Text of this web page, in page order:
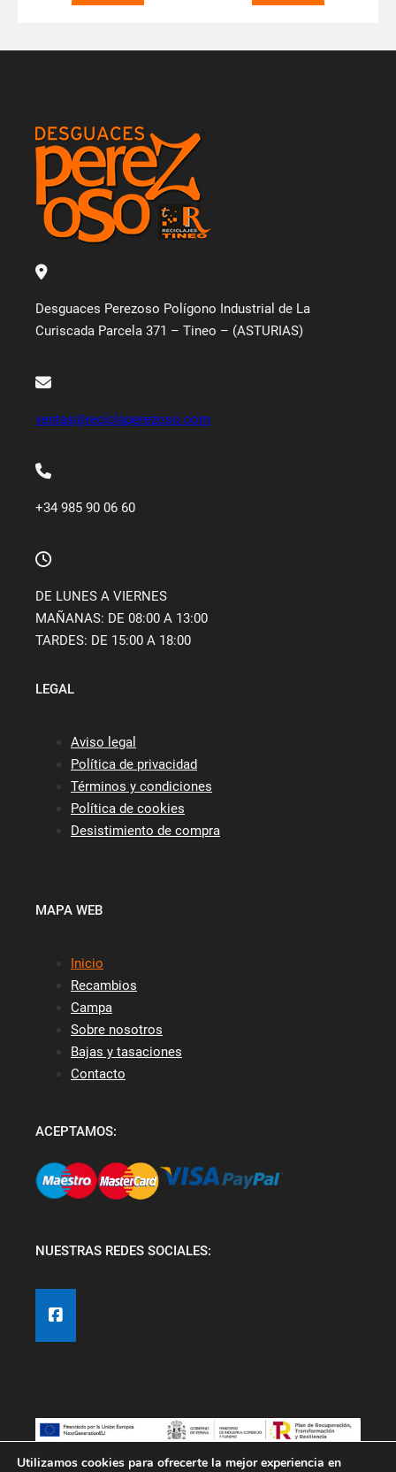
Desguaces Perezoso Polígono Industrial de La
Curiscada Parcela 371 – Tineo – (ASTURIAS)
ventas@reciclaperezoso.com
+34 985 90 06 60
DE LUNES A VIERNES
MAÑANAS: DE 08:00 A 13:00
TARDES: DE 15:00 A 18:00
LEGAL
Aviso legal
Política de privacidad
Términos y condiciones
Política de cookies
Desistimiento de compra
MAPA WEB
Inicio
Recambios
Campa
Sobre nosotros
Bajas y tasaciones
Contacto
ACEPTAMOS:
NUESTRAS REDES SOCIALES:
Utilizamos cookies para ofrecerte la mejor experiencia en